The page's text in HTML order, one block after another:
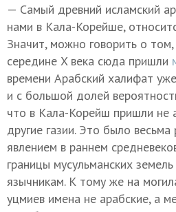
— Самый древний исламский
нами в Кала-Корейше,
Значит, можно говорить о
середине X века сюда пришли
времени Арабский халифат
и с большой долей
что в Кала-Корейш пришли не
другие газии. Это было
явлением в раннем
границы мусульманских
язычникам. К тому же на
уцмиев имена не арабские, а